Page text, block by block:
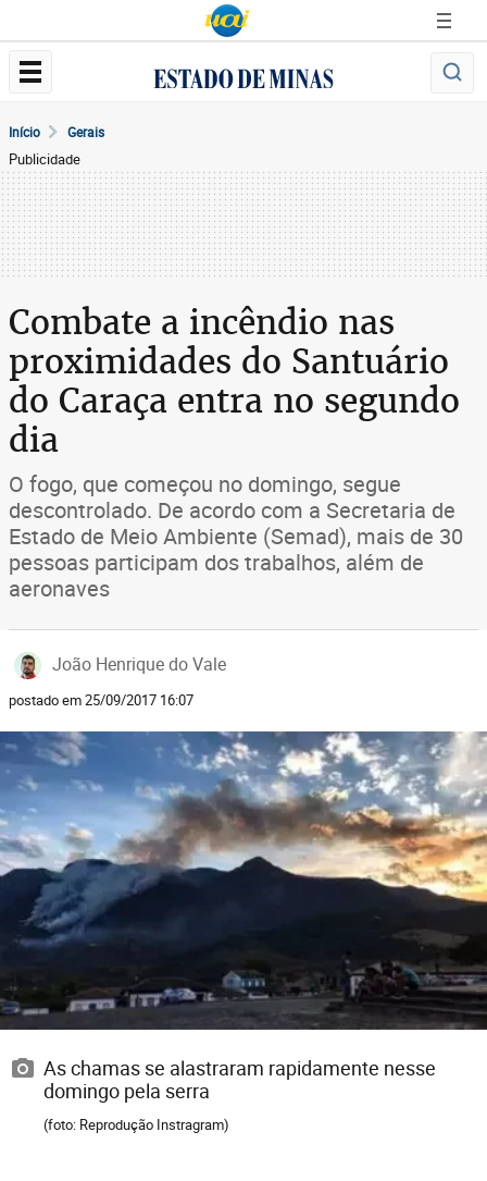
Início Gerais
Publicidade
Combate a incêndio nas
proximidades do Santuário
do Caraça entra no segundo
dia
O fogo, que começou no domingo, segue
descontrolado. De acordo com a Secretaria de
Estado de Meio Ambiente (Semad), mais de 30
pessoas participam dos trabalhos, além de
aeronaves
João Henrique do Vale
postado em 25/09/2017 16:07
As chamas se alastraram rapidamente nesse
domingo pela serra
(foto: Reprodução Instragram)